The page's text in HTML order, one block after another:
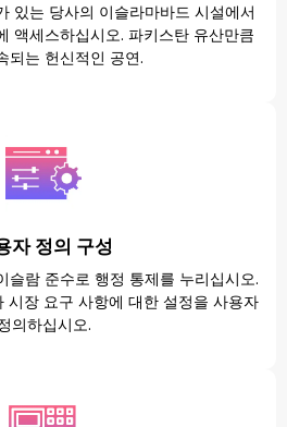
는 당사의 이슬라마바드 시설에서
액세스하십시오. 파키스탄 유산만큼
되는 헌신적인 공연.
자 정의 구성
슬람 준수로 행정 통제를 누리십시오.
시장 요구 사항에 대한 설정을 사용자
의하십시오.